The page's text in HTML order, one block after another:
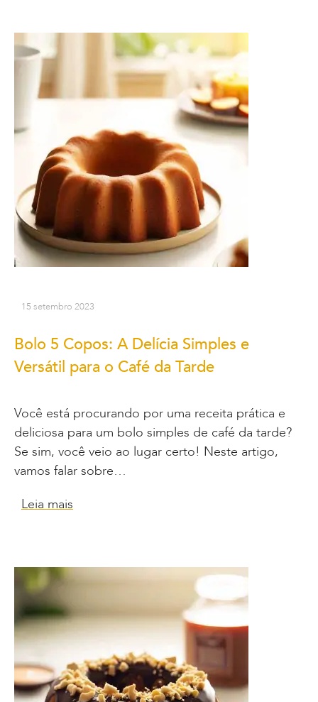
15 setembro 2023
Bolo 5 Copos: A Delícia Simples e
Versátil para o Café da Tarde
Você está procurando por uma receita prática e
deliciosa para um bolo simples de café da tarde?
Se sim, você veio ao lugar certo! Neste artigo,
vamos falar sobre…
Leia mais